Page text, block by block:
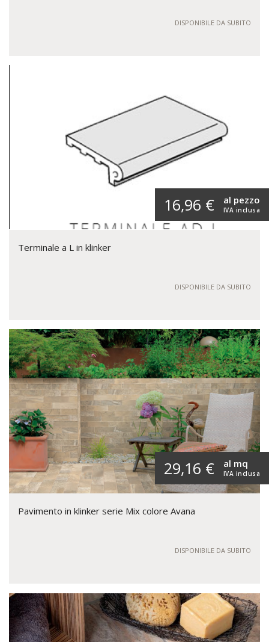
DISPONIBILE DA SUBITO
16,96 € IVA inclusa
al pezzo
Terminale a L in klinker
DISPONIBILE DA SUBITO
29,16 € IVA inclusa
al mq
Pavimento in klinker serie Mix colore Avana
DISPONIBILE DA SUBITO